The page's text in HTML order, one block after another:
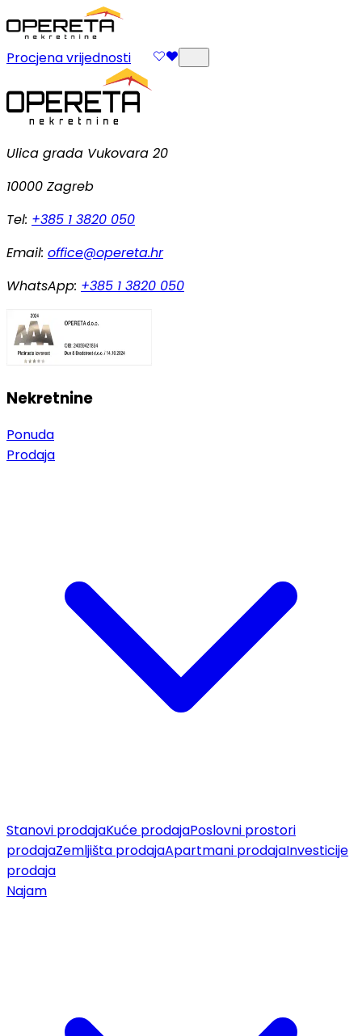
Procjena vrijednosti
Ulica grada Vukovara 20
10000 Zagreb
Tel: +385 1 3820 050
Email: office@opereta.hr
WhatsApp: +385 1 3820 050
Nekretnine
Ponuda
Prodaja
Stanovi prodajaKuće prodajaPoslovni prostori
prodajaZemljišta prodajaApartmani prodajaInvesticije
prodaja
Najam